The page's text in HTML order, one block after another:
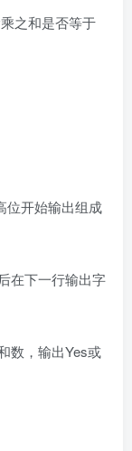
之和是否等于
位开始输出组成
在下一行输出字
数，输出Yes或